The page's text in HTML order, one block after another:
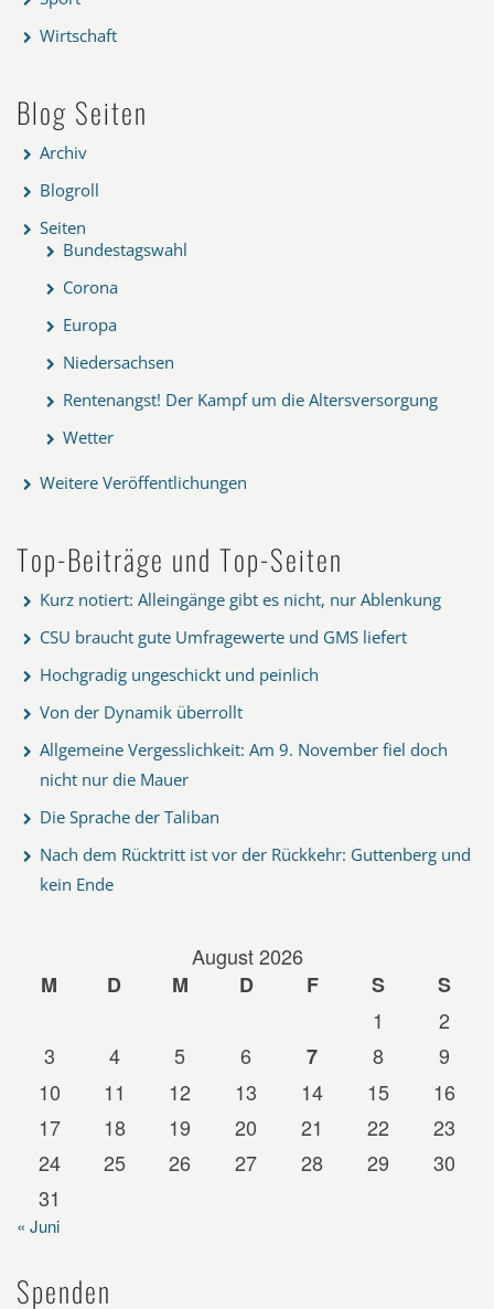
Wirtschaft
Blog Seiten
Archiv
Blogroll
Seiten
Bundestagswahl
Corona
Europa
Niedersachsen
Rentenangst! Der Kampf um die Altersversorgung
Wetter
Weitere Veröffentlichungen
Top-Beiträge und Top-Seiten
Kurz notiert: Alleingänge gibt es nicht, nur Ablenkung
CSU braucht gute Umfragewerte und GMS liefert
Hochgradig ungeschickt und peinlich
Von der Dynamik überrollt
Allgemeine Vergesslichkeit: Am 9. November fiel doch
nicht nur die Mauer
Die Sprache der Taliban
Nach dem Rücktritt ist vor der Rückkehr: Guttenberg und
kein Ende
August 2026
M
D M D F S
S
1
2
3
4 5 6 7 8
9
10
11 12 13 14 15
16
17
18 19 20 21 22
23
24
25 26 27 28 29
30
31
« Juni
Spenden